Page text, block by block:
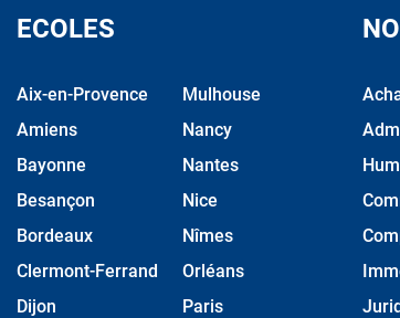
ECOLES
Aix-en-Provence
Amiens
Bayonne
Besançon
Bordeaux
Clermont-Ferrand
Dijon
Mulhouse
Nancy
Nantes
Nice
Nîmes
Orléans
Paris